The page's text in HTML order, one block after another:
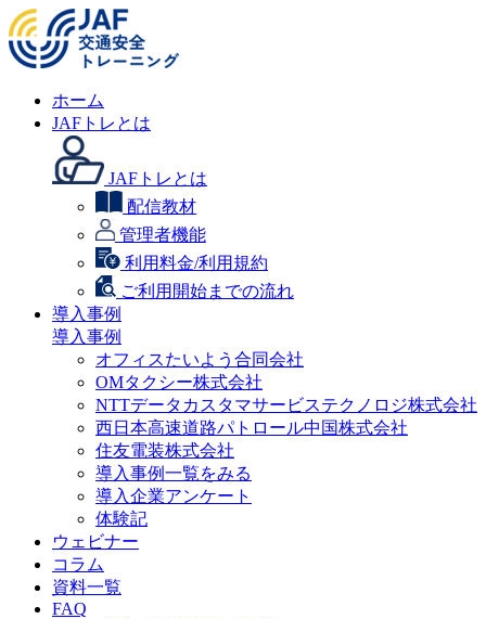
ホーム
JAFトレとは
JAFトレとは
配信教材
管理者機能
利用料金/利用規約
ご利用開始までの流れ
導入事例
導入事例
オフィスたいよう合同会社
OMタクシー株式会社
NTTデータカスタマサービステクノロジ株式会社
西日本高速道路パトロール中国株式会社
住友電装株式会社
導入事例一覧をみる
導入企業アンケート
体験記
ウェビナー
コラム
資料一覧
FAQ